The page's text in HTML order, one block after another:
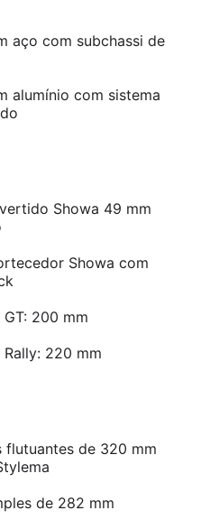
aço com subchassi de
alumínio com sistema
Showa 49 mm
Showa com
200 mm
220 mm
flutuantes de 320 mm
de 282 mm